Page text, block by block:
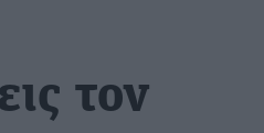
τον